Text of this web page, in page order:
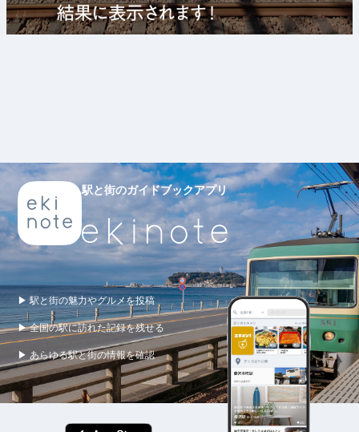
駅と街のガイドブックアプリ
▶ 駅と街の魅力やグルメを投稿
▶ 全国の駅に訪れた記録を残せる
▶ あらゆる駅と街の情報を確認